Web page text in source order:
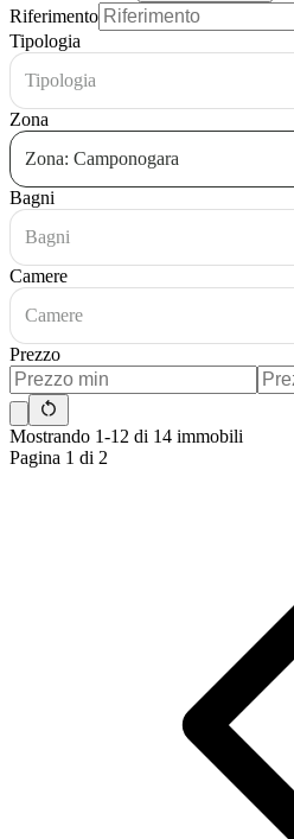
Riferimento
Tipologia
Tipologia
Zona
Zona: Camponogara
Bagni
Bagni
Camere
Camere
Prezzo
Mostrando 1-12 di 14 immobili
Pagina 1 di 2